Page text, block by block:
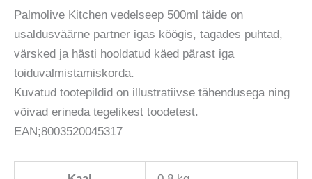
Palmolive Kitchen vedelseep 500ml täide on
usaldusväärne partner igas köögis, tagades puhtad,
värsked ja hästi hooldatud käed pärast iga
toiduvalmistamiskorda.
Kuvatud tootepildid on illustratiivse tähendusega ning
võivad erineda tegelikest toodetest.
EAN;8003520045317